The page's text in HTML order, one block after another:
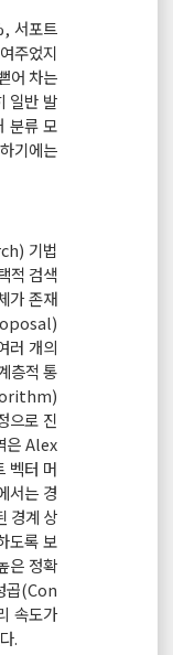
서포트
주었지
어 차는
일반 발
분류 모
기에는
기법
적 검색
가 존재
러 개의
층적 통
으로 진
은 Alex
벡터 머
서는 경
경계 상
도록 보
은 정확
곱(Con
속도가
.